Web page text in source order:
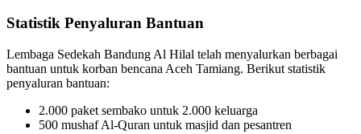
Statistik Penyaluran Bantuan
Lembaga Sedekah Bandung Al Hilal telah menyalurkan berbagai
bantuan untuk korban bencana Aceh Tamiang. Berikut statistik
penyaluran bantuan:
2.000 paket sembako untuk 2.000 keluarga
500 mushaf Al-Quran untuk masjid dan pesantren